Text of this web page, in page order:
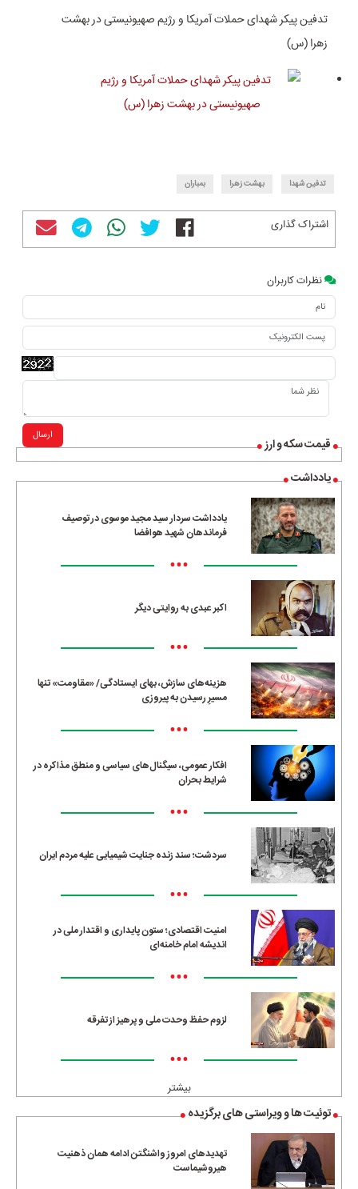
قیمت سکه و ارز
یادداشت
یادداشت سردار سید مجید موسوی در توصیف
فرماندهان شهید هوافضا
•••
اکبر عبدی به روایتی دیگر
•••
هزینه‌های سازش، بهای ایستادگی/ «مقاومت» تنها
مسیرِ رسیدن به پیروزی
•••
افکار عمومی، سیگنال‌های سیاسی و منطق مذاکره در
شرایط بحران
•••
سردشت؛ سند زنده جنایت شیمیایی علیه مردم ایران
•••
امنیت اقتصادی؛ ستون پایداری و اقتدار ملی در
اندیشه امام خامنه‌ای
•••
لزوم حفظ وحدت ملی و پرهیز از تفرقه
•••
بیشتر
توئیت ها و ویراستی های برگزیده
تهدیدهای امروز واشنگتن ادامه همان ذهنیت
هیروشیماست
تدفین پیکر شهدای حملات آمریکا و رژیم صهیونیستی در بهشت
زهرا (س)
تدفین شهدا بهشت زهرا بمباران
اشتراک گذاری
نظرات کاربران
ارسال